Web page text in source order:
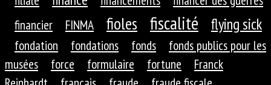
financier
FINMA fioles fiscalité flying sick
fondation fondations fonds
fonds publics pour les
musées
force formulaire fortune
Franck